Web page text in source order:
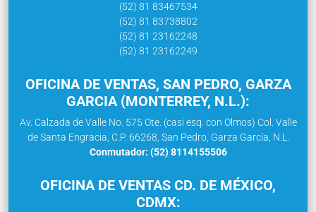
(52) 81 83467534
(52) 81 83738802
(52) 81 23162248
(52) 81 23162249
OFICINA DE VENTAS, SAN PEDRO, GARZA
GARCIA (MONTERREY, N.L.):
Av. Calzada de Valle No. 575 Ote. (casi esq. con Olmos) Col. Valle
de Santa Engracia, C.P. 66268, San Pedro, Garza García, N.L.
Conmutador: (52) 8114155506
OFICINA DE VENTAS CD. DE MÉXICO,
CDMX: